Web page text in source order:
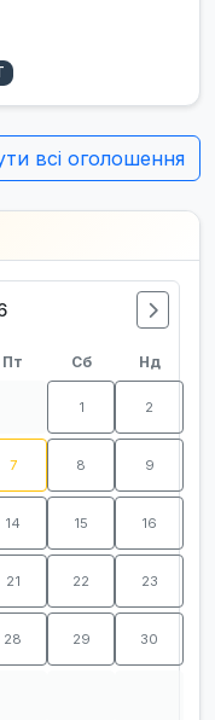
всі оголошення
Пт Сб Нд
1 2
7 8 9
14 15 16
21 22 23
28 29 30